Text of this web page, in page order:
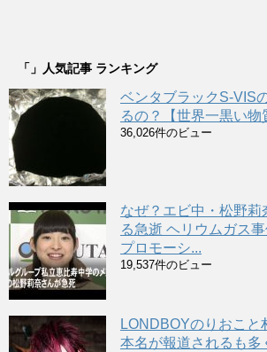
「」人気記事 ランキング
ベンタブラックS-VIS
るの？【世界一黒い物
36,026件のビュー
なぜ？エビ中・松野
る急逝 ヘリウムガス
プロモーシ...
19,537件のビュー
LONDBOYのりおこと
本名が報道されるも多